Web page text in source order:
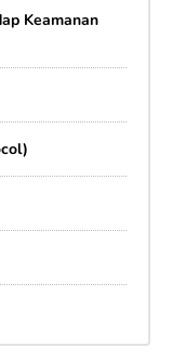
Keamanan